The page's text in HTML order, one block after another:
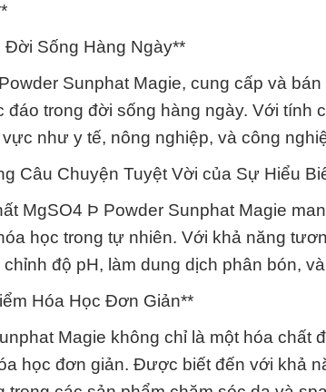
Sống Hàng Ngày**
Sunphat Magie, cung cấp và
trong đời sống hàng ngày. Với tính
như y tế, nông nghiệp, và công
Câu Chuyện Tuyệt Vời của Sự Hiểu
MgSO4 Þ Powder Sunphat Magie
học trong tự nhiên. Với khả năng
độ pH, làm dung dịch phân bón,
Hóa Học Đơn Giản**
Magie không chỉ là một hóa chất
học đơn giản. Được biết đến với khả